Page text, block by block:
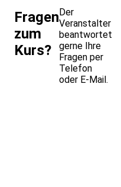
Fragen
zum
Kurs?
Der
Veranstalter
beantwortet
gerne Ihre
Fragen per
Telefon
oder E-Mail.